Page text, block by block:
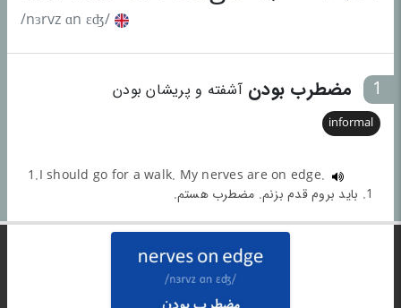
/nɜrvz ɑn ɛʤ/
1 مضطرب بودنآشفته و پریشان بودن
informal
1.I should go for a walk. My nerves are on edge.
1. باید بروم قدم بزنم. مضطرب هستم.